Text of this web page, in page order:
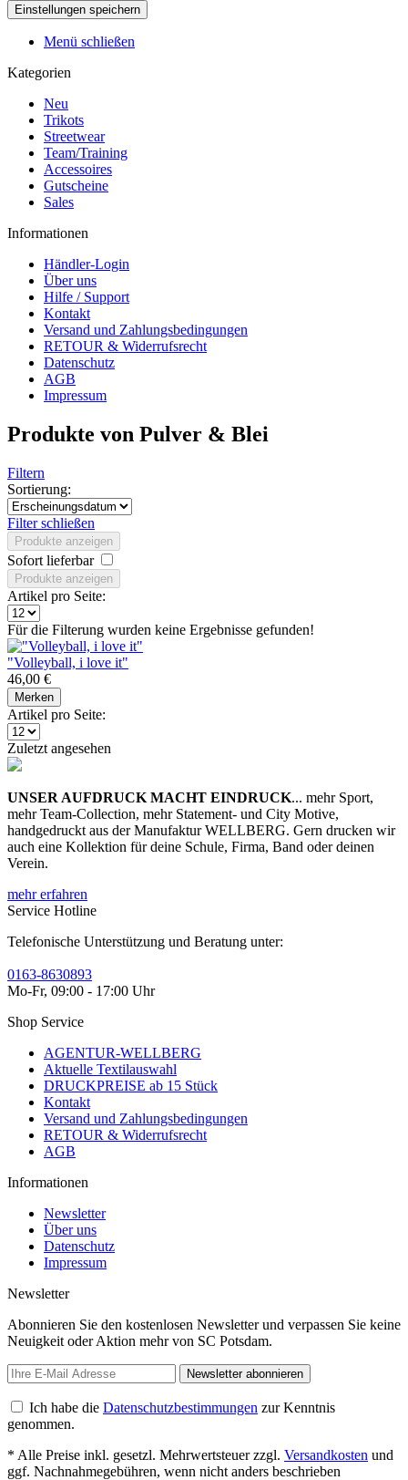
Menü schließen
Kategorien
Neu
Trikots
Streetwear
Team/Training
Accessoires
Gutscheine
Sales
Informationen
Händler-Login
Über uns
Hilfe / Support
Kontakt
Versand und Zahlungsbedingungen
RETOUR & Widerrufsrecht
Datenschutz
AGB
Impressum
Produkte von Pulver & Blei
Filtern
Sortierung:
Filter schließen
Produkte anzeigen
Sofort lieferbar
Produkte anzeigen
Artikel pro Seite:
Für die Filterung wurden keine Ergebnisse gefunden!
"Volleyball, i love it"
46,00 €
Merken
Artikel pro Seite:
Zuletzt angesehen
UNSER AUFDRUCK MACHT EINDRUCK... mehr Sport,
mehr Team-Collection, mehr Statement- und City Motive,
handgedruckt aus der Manufaktur WELLBERG. Gern drucken wir
auch eine Kollektion für deine Schule, Firma, Band oder deinen
Verein.
mehr erfahren
Service Hotline
Telefonische Unterstützung und Beratung unter:
0163-8630893
Mo-Fr, 09:00 - 17:00 Uhr
Shop Service
AGENTUR-WELLBERG
Aktuelle Textilauswahl
DRUCKPREISE ab 15 Stück
Kontakt
Versand und Zahlungsbedingungen
RETOUR & Widerrufsrecht
AGB
Informationen
Newsletter
Über uns
Datenschutz
Impressum
Newsletter
Abonnieren Sie den kostenlosen Newsletter und verpassen Sie keine
Neuigkeit oder Aktion mehr von SC Potsdam.
Newsletter abonnieren
Ich habe die Datenschutzbestimmungen zur Kenntnis
genommen.
* Alle Preise inkl. gesetzl. Mehrwertsteuer zzgl. Versandkosten und
ggf. Nachnahmegebühren, wenn nicht anders beschrieben